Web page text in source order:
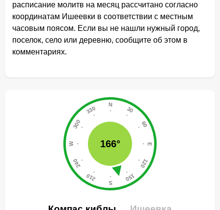
расписание молитв на месяц рассчитано согласно
координатам Ишеевки в соответствии с местным
часовым поясом. Если вы не нашли нужный город,
поселок, село или деревню, сообщите об этом в
комментариях.
166°